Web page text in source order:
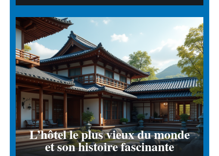
L’hôtel le plus vieux du monde
et son histoire fascinante